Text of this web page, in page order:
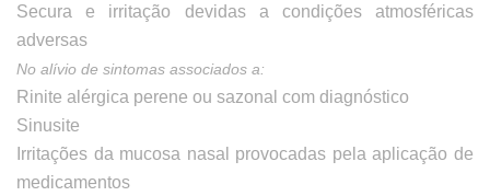
Secura e irritação devidas a condições atmosféricas
adversas
No alívio de sintomas associados a:
Rinite alérgica perene ou sazonal com diagnóstico
Sinusite
Irritações da mucosa nasal provocadas pela aplicação de
medicamentos